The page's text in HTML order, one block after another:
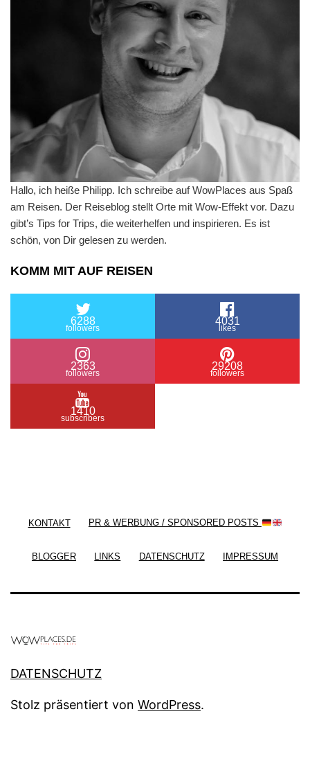
Hallo, ich heiße Philipp. Ich schreibe auf WowPlaces aus Spaß
am Reisen. Der Reiseblog stellt Orte mit Wow-Effekt vor. Dazu
gibt’s Tips for Trips, die weiterhelfen und inspirieren. Es ist
schön, von Dir gelesen zu werden.
KOMM MIT AUF REISEN
6288
followers
4031
likes
2363
followers
29208
followers
1410
subscribers
KONTAKT PR & WERBUNG / SPONSORED POSTS
BLOGGER LINKS DATENSCHUTZ IMPRESSUM
DATENSCHUTZ
Stolz präsentiert von WordPress.